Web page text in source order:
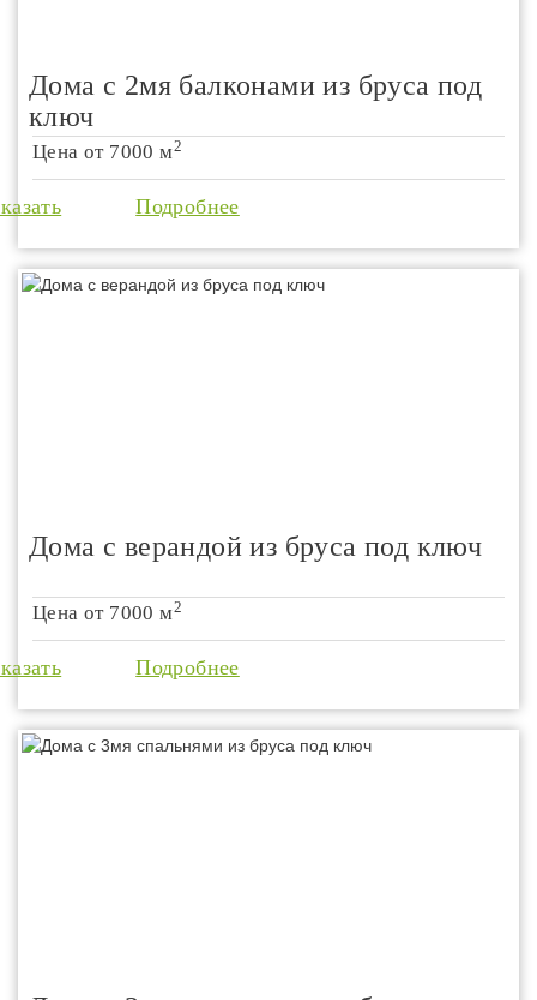
Дома с 2мя балконами из бруса под
ключ
Цена от 7000 м2
Подробнее
Дома с верандой из бруса под ключ
Цена от 7000 м2
Подробнее